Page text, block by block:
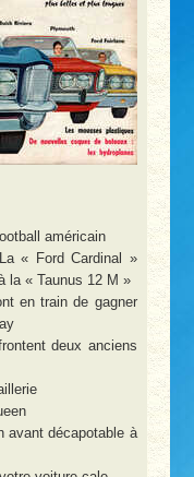
américain
« Ford Cardinal »
la « Taunus 12 M »
en train de gagner
deux anciens
avant décapotable à